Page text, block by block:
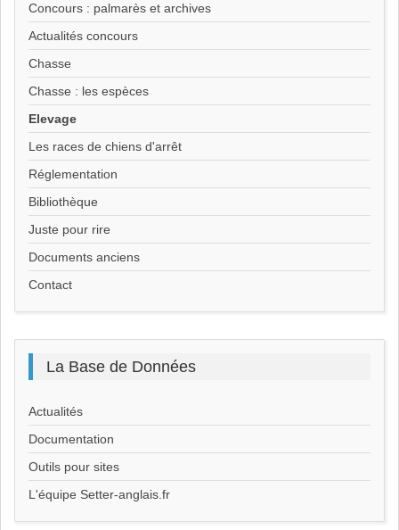
Concours : palmarès et archives
Actualités concours
Chasse
Chasse : les espèces
Elevage
Les races de chiens d'arrêt
Réglementation
Bibliothèque
Juste pour rire
Documents anciens
Contact
La Base de Données
Actualités
Documentation
Outils pour sites
L'équipe Setter-anglais.fr